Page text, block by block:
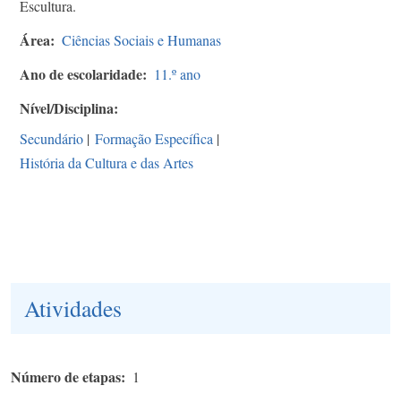
Escultura.
Área Ciências Sociais e Humanas
Ano de escolaridade 11.º ano
Nível/Disciplina
Secundário | Formação Específica |
História da Cultura e das Artes
Atividades
Número de etapas 1